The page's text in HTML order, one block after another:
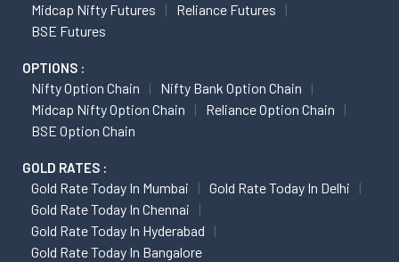
Midcap Nifty Futures
Reliance Futures
BSE Futures
OPTIONS :
Nifty Option Chain
Nifty Bank Option Chain
Midcap Nifty Option Chain
Reliance Option Chain
BSE Option Chain
GOLD RATES :
Gold Rate Today In Mumbai
Gold Rate Today In Delhi
Gold Rate Today In Chennai
Gold Rate Today In Hyderabad
Gold Rate Today In Bangalore